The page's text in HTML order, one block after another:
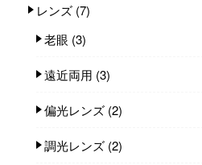
レンズ (7)
老眼 (3)
遠近両用 (3)
偏光レンズ (2)
調光レンズ (2)